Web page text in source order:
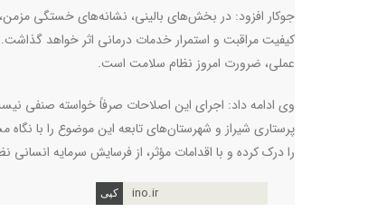
جوکار افزود: در بخش‌های بالینی، نشانه‌های خستگی
کیفیت مراقبت و استمرار خدمات درمانی اثر خواهد
عملی، ضرورت امروز نظام سلامت است.
وی ادامه داد: اجرای این اصلاحات صرفاً خواسته صنفی
پرستاری شیراز و شهرستان‌های تابعه این موضوع را با
را درک کرده و با اقدامات مؤثر، از فرسایش سرمایه
ino.ir